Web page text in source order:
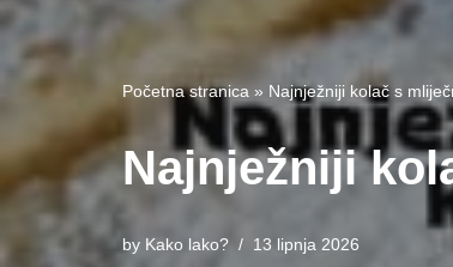
Početna stranica » Najnježniji kolač s
Najnježniji
by Kako lako? 13 lipnja 2026